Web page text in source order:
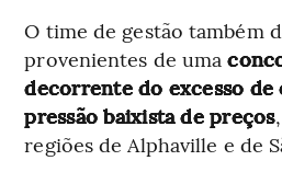
O time de gestão também
provenientes de uma
decorrente do excesso de
pressão baixista de preços
regiões de Alphaville e de